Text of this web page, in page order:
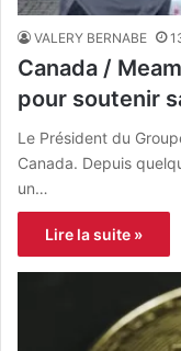
VALERY BERNABE
Canada /
pour soutenir
Le Président du
Canada. Depuis
un…
Lire la suite »